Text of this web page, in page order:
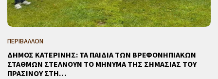
ΠΕΡΙΒΑΛΛΟΝ
ΔΗΜΟΣ ΚΑΤΕΡΙΝΗΣ: ΤΑ ΠΑΙΔΙΑ ΤΩΝ ΒΡΕΦΟΝΗΠΙΑΚΩΝ
ΣΤΑΘΜΩΝ ΣΤΕΛΝΟΥΝ ΤΟ ΜΗΝΥΜΑ ΤΗΣ ΣΗΜΑΣΙΑΣ ΤΟΥ
ΠΡΑΣΙΝΟΥ ΣΤΗ…